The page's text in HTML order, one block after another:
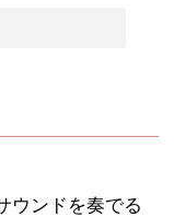
ウンドを奏でる